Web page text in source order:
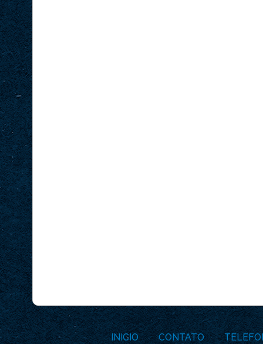
INICIO CONTATO